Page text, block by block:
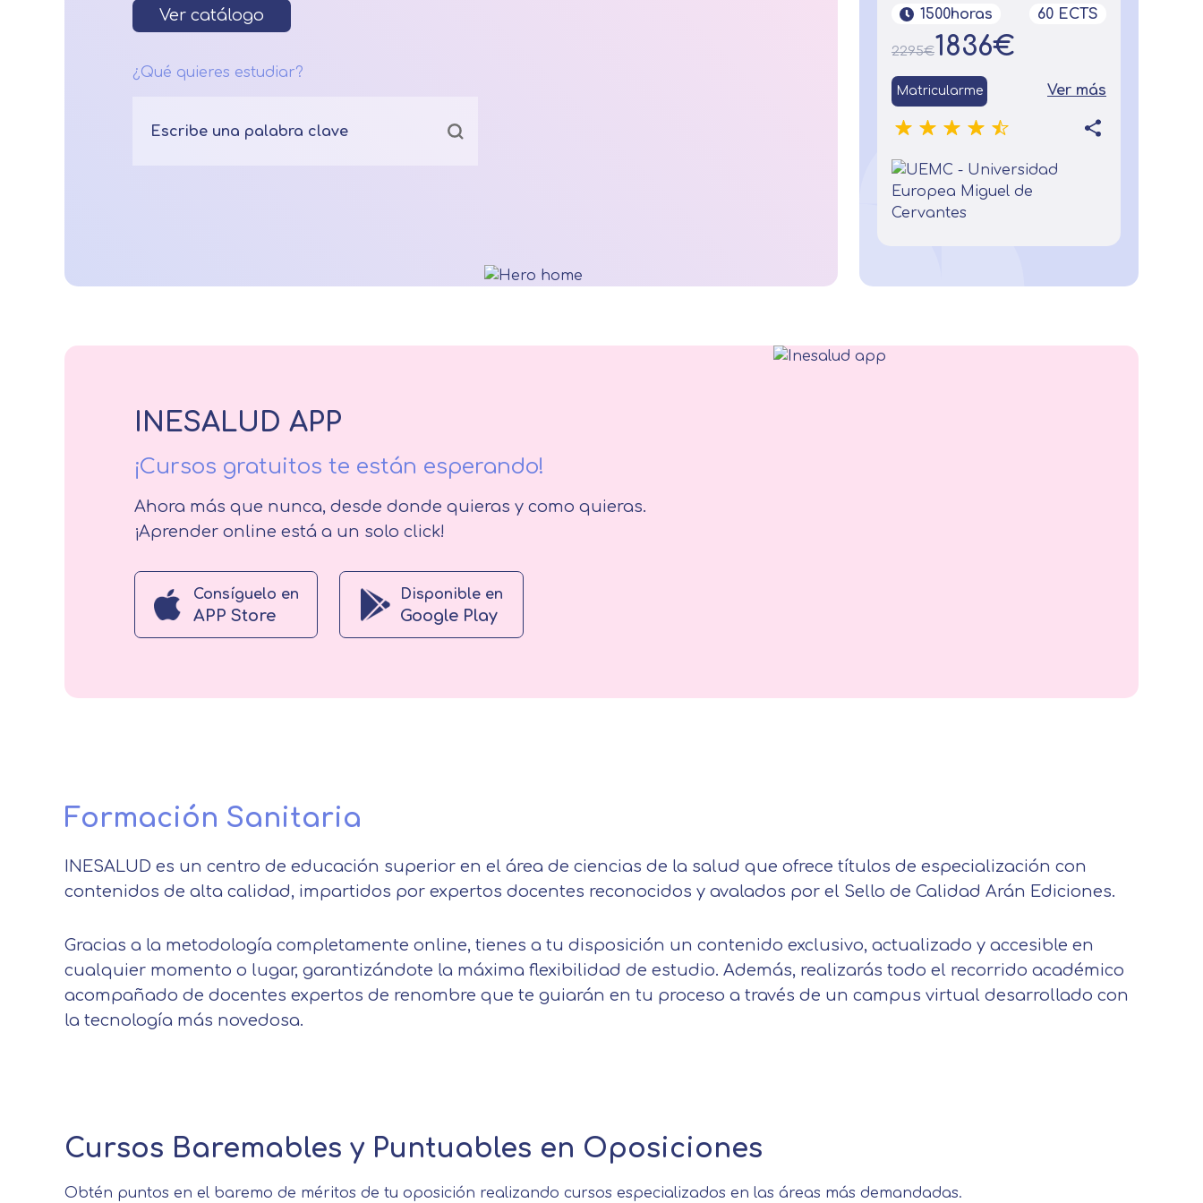
Ver catálogo
¿Qué quieres estudiar?
1500horas 60 ECTS
2295€1836€
Matricularme Ver más
INESALUD APP
¡Cursos gratuitos te están esperando!
Ahora más que nunca, desde donde quieras y como quieras.
¡Aprender online está a un solo click!
Consíguelo en
APP Store
Disponible en
Google Play
Formación Sanitaria
INESALUD es un centro de educación superior en el área de ciencias de la salud que ofrece títulos de especialización con
contenidos de alta calidad, impartidos por expertos docentes reconocidos y avalados por el Sello de Calidad Arán Ediciones.
Gracias a la metodología completamente online, tienes a tu disposición un contenido exclusivo, actualizado y accesible en
cualquier momento o lugar, garantizándote la máxima flexibilidad de estudio. Además, realizarás todo el recorrido académico
acompañado de docentes expertos de renombre que te guiarán en tu proceso a través de un campus virtual desarrollado con
la tecnología más novedosa.
Cursos Baremables y Puntuables en Oposiciones
Obtén puntos en el baremo de méritos de tu oposición realizando cursos especializados en las áreas más demandadas.
Solicitar información
Teléfono País
Apellidos
Telefono
Información básica sobre Protección de Datos .
Haz clic aquí
análisis de tus hábitos de navegación. En caso de que rechace las cookies, no podremos asegurarle el correcto
funcionamiento de las distintas funcionalidades de nuestra página web.